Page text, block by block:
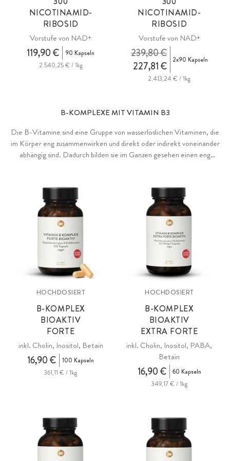
NICOTINAMID-
RIBOSID
Vorstufe von NAD+
119,90 €
90 Kapseln
2.540,25 € / 1kg
NICOTINAMID-
RIBOSID
Vorstufe von NAD+
227,81 €
239,80 € 2x90 Kapseln
2.413,24 € / 1kg
B-KOMPLEXE MIT VITAMIN B3
Die B-Vitamine sind eine Gruppe von wasserlöslichen Vitaminen, die
im Körper eng zusammenwirken und direkt oder indirekt voneinander
abhängig sind. Dadurch bilden sie im Ganzen gesehen einen eng
pflanzlicher Quelle oder als bioidentische Premium-Rohstoffe.
HOCHDOSIERT
B-KOMPLEX
BIOAKTIV
FORTE
inkl. Cholin, Inositol, Betain
16,90 €
100 Kapseln
361,11 € / 1kg
HOCHDOSIERT
B-KOMPLEX
BIOAKTIV
EXTRA FORTE
inkl. Cholin, Inositol, PABA,
Betain
16,90 €
60 Kapseln
349,17 € / 1kg